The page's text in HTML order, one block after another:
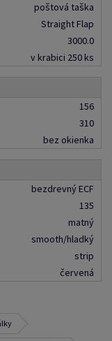
poštová taška
Straight Flap
3000.0
v krabici 250 ks
156
310
bez okienka
bezdrevný ECF
135
matný
smooth/hladký
strip
červená